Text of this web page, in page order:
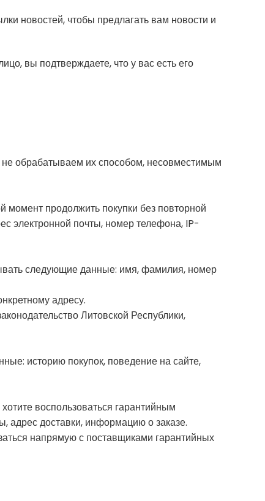
новостей, чтобы предлагать вам новости и
вы подтверждаете, что у вас есть его
обрабатываем их способом, несовместимым
момент продолжить покупки без повторной
электронной почты, номер телефона, IP-
следующие данные: имя, фамилия, номер
адресу.
Литовской Республики,
историю покупок, поведение на сайте,
воспользоваться гарантийным
доставки, информацию о заказе.
напрямую с поставщиками гарантийных